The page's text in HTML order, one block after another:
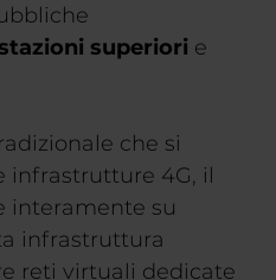
superiori e
che si
infrastrutture 4G, il
interamente su
infrastruttura
reti virtuali dedicate